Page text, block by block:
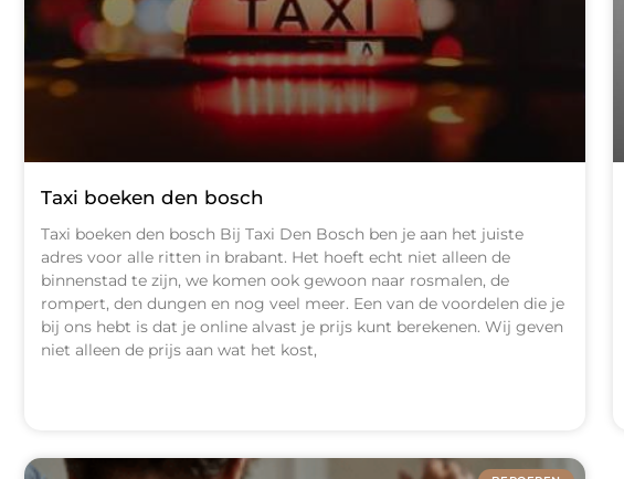
Taxi boeken den bosch
Taxi boeken den bosch Bij Taxi Den Bosch ben je aan het juiste
adres voor alle ritten in brabant. Het hoeft echt niet alleen de
binnenstad te zijn, we komen ook gewoon naar rosmalen, de
rompert, den dungen en nog veel meer. Een van de voordelen die je
bij ons hebt is dat je online alvast je prijs kunt berekenen. Wij geven
niet alleen de prijs aan wat het kost,